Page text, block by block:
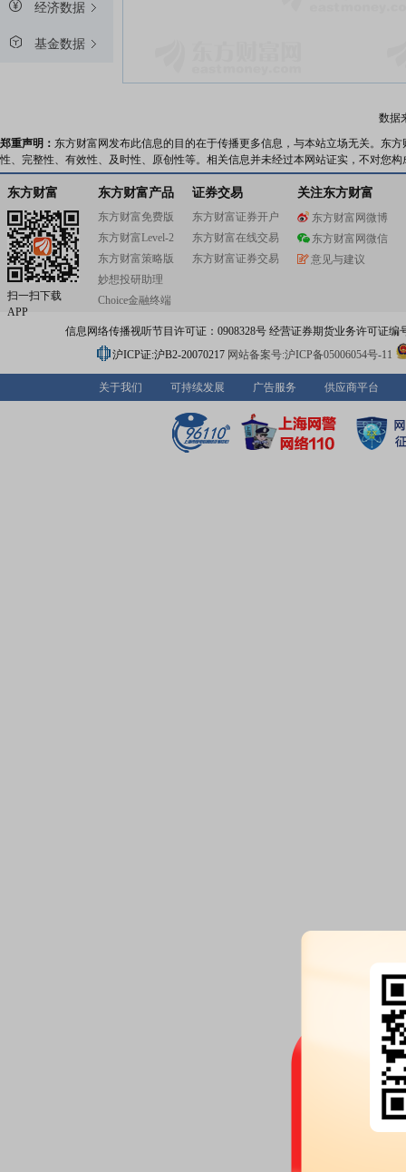
经济数据
基金数据
数据
郑重声明： 东方财富网发布此信息的目的在于传播更多信息，与本站立场无关。东
性、完整性、有效性、及时性、原创性等。相关信息并未经过本网站证实，不对您
东方财富
扫一扫下载
APP
东方财富产品
东方财富免费版
东方财富Level-2
东方财富策略版
妙想投研助理
Choice金融终端
证券交易
东方财富证券开户
东方财富在线交易
东方财富证券交易
关注东方财富
东方财富网微博
东方财富网微信
意见与建议
信息网络传播视听节目许可证：0908328号 经营证券期货业务许可证编
沪ICP证:沪B2-20070217 网站备案号:沪ICP备05006054号-11
关于我们 可持续发展 广告服务 供应商平台